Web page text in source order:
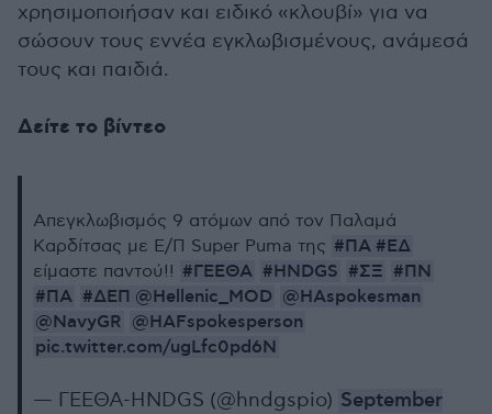
χρησιμοποιήσαν και ειδικό «κλουβί» για να
σώσουν τους εννέα εγκλωβισμένους, ανάμεσά
τους και παιδιά.
Δείτε το βίντεο
Απεγκλωβισμός 9 ατόμων από τον Παλαμά
Καρδίτσας με Ε/Π Super Puma της #ΠΑ #ΕΔ
είμαστε παντού!! #ΓΕΕΘΑ #HNDGS #ΣΞ #ΠΝ
#ΠΑ #ΔΕΠ @Hellenic_MOD @HAspokesman
@NavyGR @HAFspokesperson
pic.twitter.com/ugLfc0pd6N
— ΓΕΕΘΑ-HNDGS (@hndgspio) September